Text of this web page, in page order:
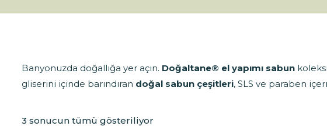
Banyonuzda doğallığa yer açın. Doğaltane® el yapımı sabun
gliserini içinde barındıran doğal sabun çeşitleri, SLS ve paraben
3 sonucun tümü gösteriliyor